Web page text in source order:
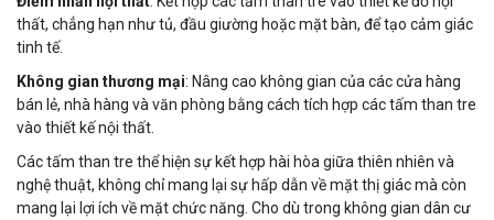
thất, chẳng hạn như tủ, đầu giường hoặc mặt bàn, để tạo cảm giác
tinh tế.
Không gian thương mại: Nâng cao không gian của các cửa hàng
bán lẻ, nhà hàng và văn phòng bằng cách tích hợp các tấm than tre
vào thiết kế nội thất.
Các tấm than tre thể hiện sự kết hợp hài hòa giữa thiên nhiên và
nghệ thuật, không chỉ mang lại sự hấp dẫn về mặt thị giác mà còn
mang lại lợi ích về mặt chức năng. Cho dù trong không gian dân cư